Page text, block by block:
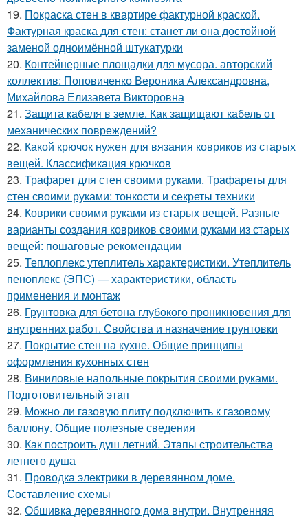
19. Покраска стен в квартире фактурной краской.
Фактурная краска для стен: станет ли она достойной
заменой одноимённой штукатурки
20. Контейнерные площадки для мусора. авторский
коллектив: Поповиченко Вероника Александровна,
Михайлова Елизавета Викторовна
21. Защита кабеля в земле. Как защищают кабель от
механических повреждений?
22. Какой крючок нужен для вязания ковриков из старых
вещей. Классификация крючков
23. Трафарет для стен своими руками. Трафареты для
стен своими руками: тонкости и секреты техники
24. Коврики своими руками из старых вещей. Разные
варианты создания ковриков своими руками из старых
вещей: пошаговые рекомендации
25. Теплоплекс утеплитель характеристики. Утеплитель
пеноплекс (ЭПС) — характеристики, область
применения и монтаж
26. Грунтовка для бетона глубокого проникновения для
внутренних работ. Свойства и назначение грунтовки
27. Покрытие стен на кухне. Общие принципы
оформления кухонных стен
28. Виниловые напольные покрытия своими руками.
Подготовительный этап
29. Можно ли газовую плиту подключить к газовому
баллону. Общие полезные сведения
30. Как построить душ летний. Этапы строительства
летнего душа
31. Проводка электрики в деревянном доме.
Составление схемы
32. Обшивка деревянного дома внутри. Внутренняя